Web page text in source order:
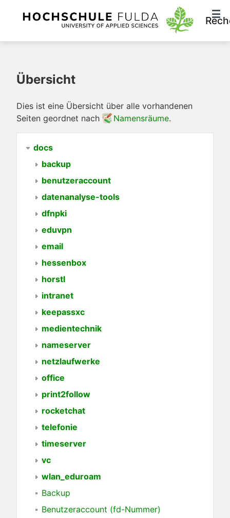
Übersicht
Dies ist eine Übersicht über alle vorhandenen
Seiten geordnet nach
Namensräume.
docs
backup
benutzeraccount
datenanalyse-tools
dfnpki
eduvpn
email
hessenbox
horstl
intranet
keepassxc
medientechnik
nameserver
netzlaufwerke
office
print2follow
rocketchat
telefonie
timeserver
vc
wlan_eduroam
Backup
Benutzeraccount (fd-Nummer)